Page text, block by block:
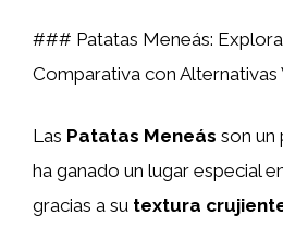
### Patatas Meneás:
Comparativa con Alternativas
Las Patatas Meneás son un
ha ganado un lugar especial
gracias a su textura